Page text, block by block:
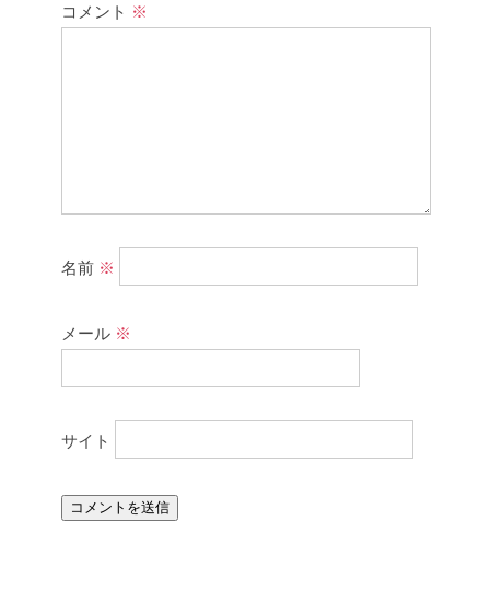
コメント ※
名前 ※
メール ※
サイト